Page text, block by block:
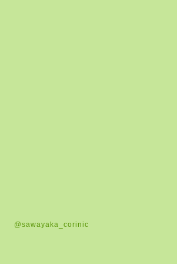
@sawayaka_corinic